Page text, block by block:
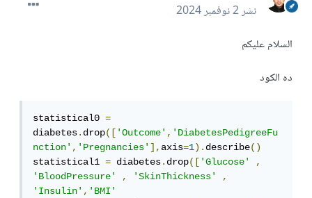
نشر2 نوفمبر 2024
السلام عليكم
ده الكود
statistical0 =
diabetes.drop(['Outcome','DiabetesPedigreeFu
nction','Pregnancies'],axis=1).describe()
statistical1 = diabetes.drop(['Glucose'
,
'BloodPressure'
, 'SkinThickness'
,
'Insulin','BMI'